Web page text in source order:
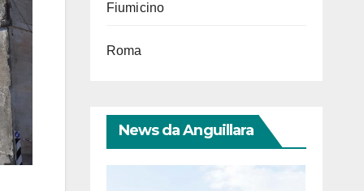
Fiumicino
Roma
News da Anguillara